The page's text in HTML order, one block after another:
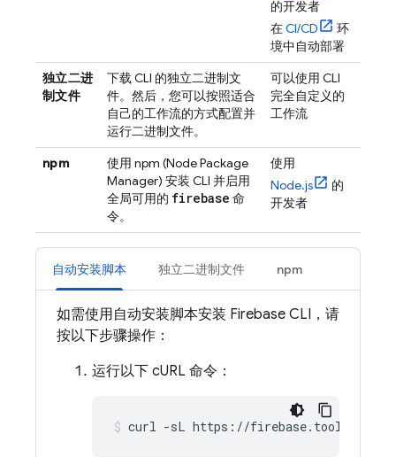
的开发者
在CI/CD
环
境中自动部署
独立二进
制文件
下载 CLI 的独立二进制文
件。然后，您可以按照适合
自己的工作流的方式配置并
运行二进制文件。
可以使用 CLI
完全自定义的
工作流
npm
使用 npm (Node Package
Manager) 安装 CLI 并启用
全局可用的 firebase 命
令。
使用
Node.js
的
开发者
自动安装脚本 独立二进制文件 npm
如需使用自动安装脚本安装 Firebase CLI，请
按以下步骤操作：
运行以下 cURL 命令：
curl -sL https://firebase.tools |